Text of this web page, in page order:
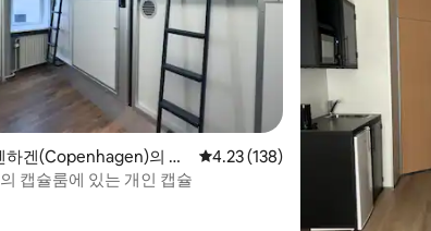
점), 후기 5개
하겐(Copenhagen)의 호
인실
평점 4.23점(5점 만점), 후기 138개
4.23 (138)
캡슐룸에 있는 개인 캡슐